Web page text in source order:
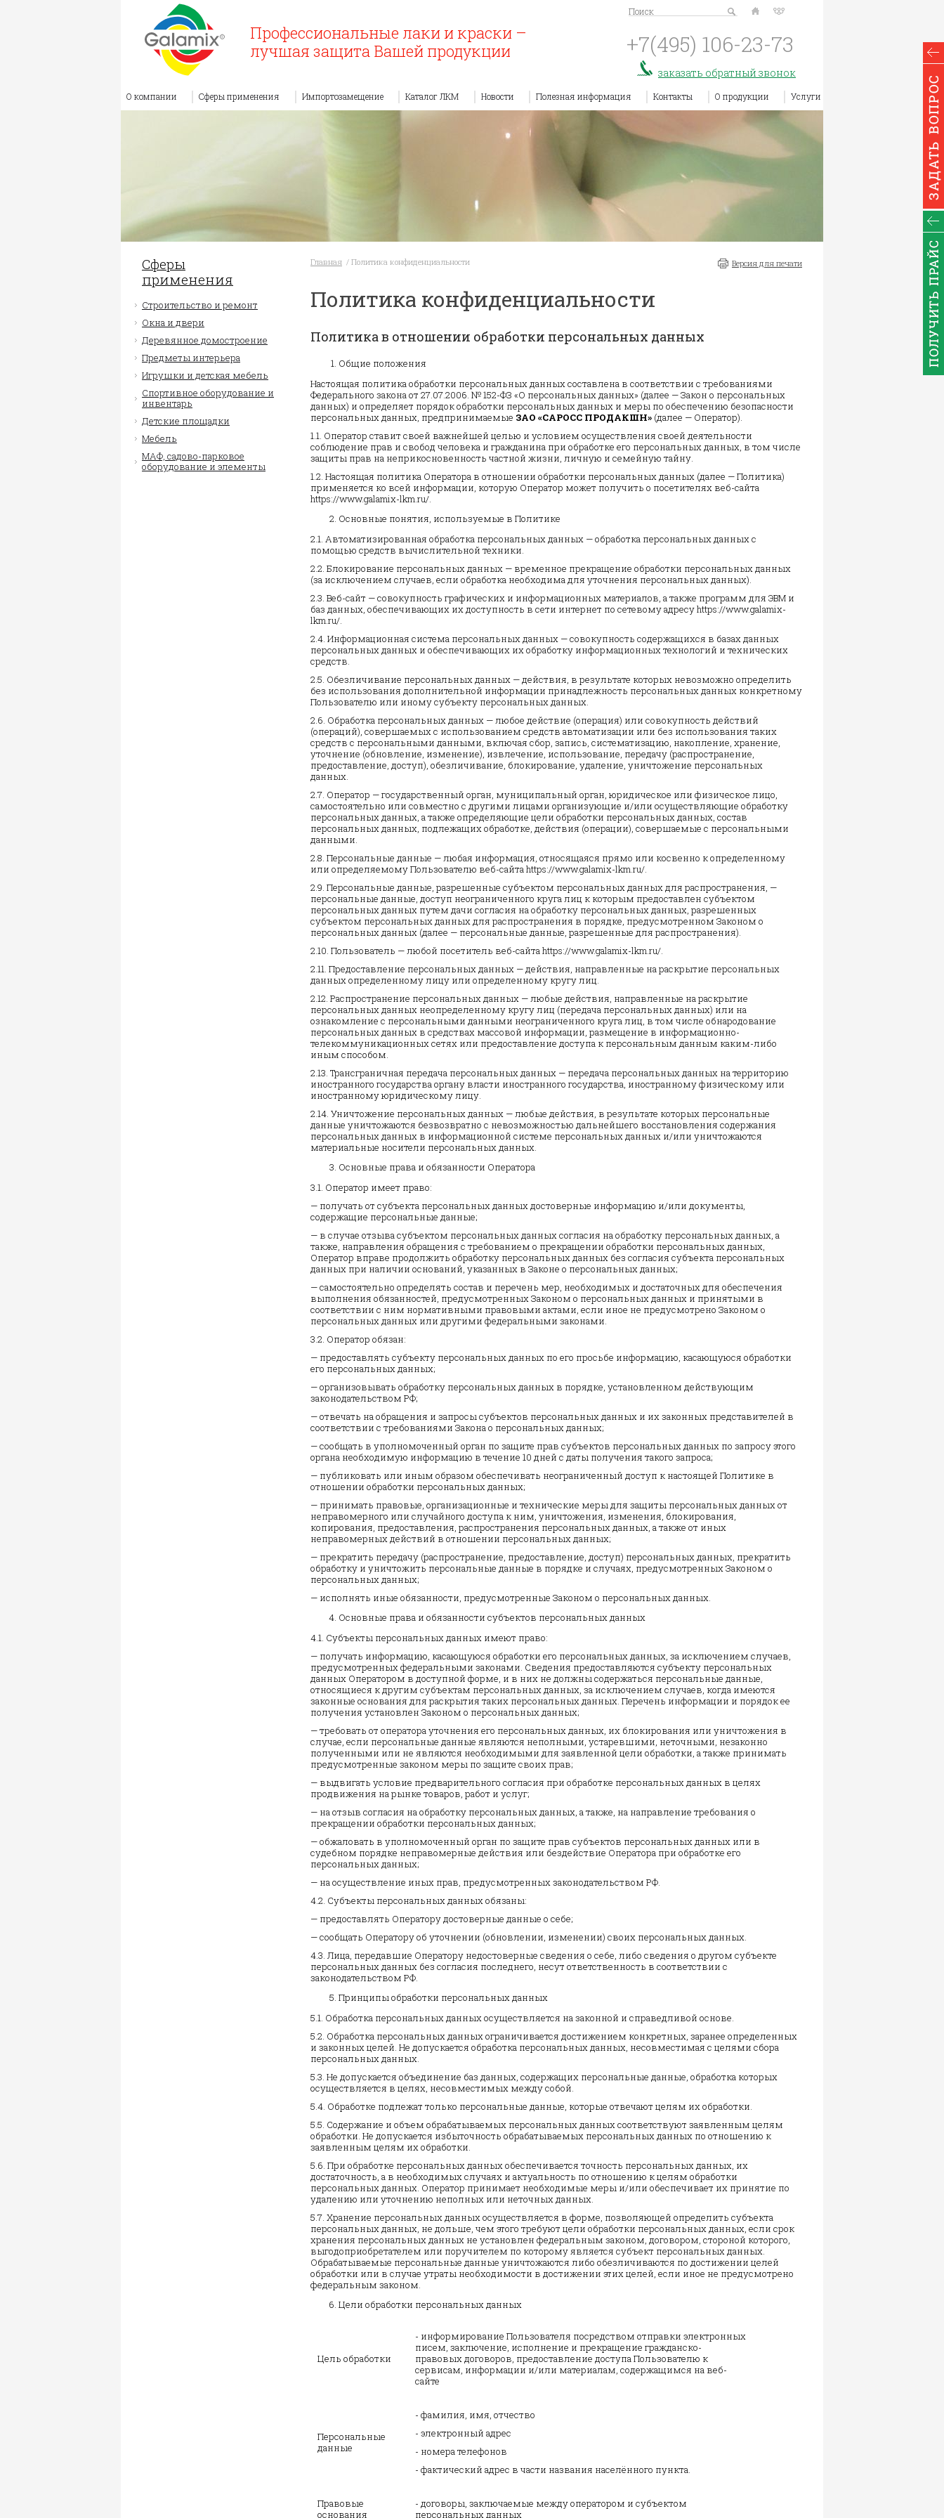
Профессиональные лаки и краски –
лучшая защита Вашей продукции
+7(495) 106-23-73
заказать обратный звонок
Поиск
О компании Сферы применения Импортозамещение Каталог ЛКМ Новости Полезная информация Контакты О продукции Услуги
Сферы
применения
Строительство и ремонт
Окна и двери
Деревянное домостроение
Предметы интерьера
Игрушки и детская мебель
Спортивное оборудование и
инвентарь
Детские площадки
Мебель
МАФ, садово-парковое
оборудование и элементы
Версия для печати
Главная / Политика конфиденциальности
Политика конфиденциальности
Политика в отношении обработки персональных данных
Общие положения
Настоящая политика обработки персональных данных составлена в соответствии с требованиями
Федерального закона от 27.07.2006. № 152-ФЗ «О персональных данных» (далее — Закон о персональных
данных) и определяет порядок обработки персональных данных и меры по обеспечению безопасности
персональных данных, предпринимаемые ЗАО «САРОСС ПРОДАКШН» (далее — Оператор).
1.1. Оператор ставит своей важнейшей целью и условием осуществления своей деятельности
соблюдение прав и свобод человека и гражданина при обработке его персональных данных, в том числе
защиты прав на неприкосновенность частной жизни, личную и семейную тайну.
1.2. Настоящая политика Оператора в отношении обработки персональных данных (далее — Политика)
применяется ко всей информации, которую Оператор может получить о посетителях веб-сайта
https://www.galamix-lkm.ru/.
Основные понятия, используемые в Политике
2.1. Автоматизированная обработка персональных данных — обработка персональных данных с
помощью средств вычислительной техники.
2.2. Блокирование персональных данных — временное прекращение обработки персональных данных
(за исключением случаев, если обработка необходима для уточнения персональных данных).
2.3. Веб-сайт — совокупность графических и информационных материалов, а также программ для ЭВМ и
баз данных, обеспечивающих их доступность в сети интернет по сетевому адресу https://www.galamix-
lkm.ru/.
2.4. Информационная система персональных данных — совокупность содержащихся в базах данных
персональных данных и обеспечивающих их обработку информационных технологий и технических
средств.
2.5. Обезличивание персональных данных — действия, в результате которых невозможно определить
без использования дополнительной информации принадлежность персональных данных конкретному
Пользователю или иному субъекту персональных данных.
2.6. Обработка персональных данных — любое действие (операция) или совокупность действий
(операций), совершаемых с использованием средств автоматизации или без использования таких
средств с персональными данными, включая сбор, запись, систематизацию, накопление, хранение,
уточнение (обновление, изменение), извлечение, использование, передачу (распространение,
предоставление, доступ), обезличивание, блокирование, удаление, уничтожение персональных
данных.
2.7. Оператор — государственный орган, муниципальный орган, юридическое или физическое лицо,
самостоятельно или совместно с другими лицами организующие и/или осуществляющие обработку
персональных данных, а также определяющие цели обработки персональных данных, состав
персональных данных, подлежащих обработке, действия (операции), совершаемые с персональными
данными.
2.8. Персональные данные — любая информация, относящаяся прямо или косвенно к определенному
или определяемому Пользователю веб-сайта https://www.galamix-lkm.ru/.
2.9. Персональные данные, разрешенные субъектом персональных данных для распространения, —
персональные данные, доступ неограниченного круга лиц к которым предоставлен субъектом
персональных данных путем дачи согласия на обработку персональных данных, разрешенных
субъектом персональных данных для распространения в порядке, предусмотренном Законом о
персональных данных (далее — персональные данные, разрешенные для распространения).
2.10. Пользователь — любой посетитель веб-сайта https://www.galamix-lkm.ru/.
2.11. Предоставление персональных данных — действия, направленные на раскрытие персональных
данных определенному лицу или определенному кругу лиц.
2.12. Распространение персональных данных — любые действия, направленные на раскрытие
персональных данных неопределенному кругу лиц (передача персональных данных) или на
ознакомление с персональными данными неограниченного круга лиц, в том числе обнародование
персональных данных в средствах массовой информации, размещение в информационно-
телекоммуникационных сетях или предоставление доступа к персональным данным каким-либо
иным способом.
2.13. Трансграничная передача персональных данных — передача персональных данных на территорию
иностранного государства органу власти иностранного государства, иностранному физическому или
иностранному юридическому лицу.
2.14. Уничтожение персональных данных — любые действия, в результате которых персональные
данные уничтожаются безвозвратно с невозможностью дальнейшего восстановления содержания
персональных данных в информационной системе персональных данных и/или уничтожаются
материальные носители персональных данных.
Основные права и обязанности Оператора
3.1. Оператор имеет право:
— получать от субъекта персональных данных достоверные информацию и/или документы,
содержащие персональные данные;
— в случае отзыва субъектом персональных данных согласия на обработку персональных данных, а
также, направления обращения с требованием о прекращении обработки персональных данных,
Оператор вправе продолжить обработку персональных данных без согласия субъекта персональных
данных при наличии оснований, указанных в Законе о персональных данных;
— самостоятельно определять состав и перечень мер, необходимых и достаточных для обеспечения
выполнения обязанностей, предусмотренных Законом о персональных данных и принятыми в
соответствии с ним нормативными правовыми актами, если иное не предусмотрено Законом о
персональных данных или другими федеральными законами.
3.2. Оператор обязан:
— предоставлять субъекту персональных данных по его просьбе информацию, касающуюся обработки
его персональных данных;
— организовывать обработку персональных данных в порядке, установленном действующим
законодательством РФ;
— отвечать на обращения и запросы субъектов персональных данных и их законных представителей в
соответствии с требованиями Закона о персональных данных;
— сообщать в уполномоченный орган по защите прав субъектов персональных данных по запросу этого
органа необходимую информацию в течение 10 дней с даты получения такого запроса;
— публиковать или иным образом обеспечивать неограниченный доступ к настоящей Политике в
отношении обработки персональных данных;
— принимать правовые, организационные и технические меры для защиты персональных данных от
неправомерного или случайного доступа к ним, уничтожения, изменения, блокирования,
копирования, предоставления, распространения персональных данных, а также от иных
неправомерных действий в отношении персональных данных;
— прекратить передачу (распространение, предоставление, доступ) персональных данных, прекратить
обработку и уничтожить персональные данные в порядке и случаях, предусмотренных Законом о
персональных данных;
— исполнять иные обязанности, предусмотренные Законом о персональных данных.
Основные права и обязанности субъектов персональных данных
4.1. Субъекты персональных данных имеют право:
— получать информацию, касающуюся обработки его персональных данных, за исключением случаев,
предусмотренных федеральными законами. Сведения предоставляются субъекту персональных
данных Оператором в доступной форме, и в них не должны содержаться персональные данные,
относящиеся к другим субъектам персональных данных, за исключением случаев, когда имеются
законные основания для раскрытия таких персональных данных. Перечень информации и порядок ее
получения установлен Законом о персональных данных;
— требовать от оператора уточнения его персональных данных, их блокирования или уничтожения в
случае, если персональные данные являются неполными, устаревшими, неточными, незаконно
полученными или не являются необходимыми для заявленной цели обработки, а также принимать
предусмотренные законом меры по защите своих прав;
— выдвигать условие предварительного согласия при обработке персональных данных в целях
продвижения на рынке товаров, работ и услуг;
— на отзыв согласия на обработку персональных данных, а также, на направление требования о
прекращении обработки персональных данных;
— обжаловать в уполномоченный орган по защите прав субъектов персональных данных или в
судебном порядке неправомерные действия или бездействие Оператора при обработке его
персональных данных;
— на осуществление иных прав, предусмотренных законодательством РФ.
4.2. Субъекты персональных данных обязаны:
— предоставлять Оператору достоверные данные о себе;
— сообщать Оператору об уточнении (обновлении, изменении) своих персональных данных.
4.3. Лица, передавшие Оператору недостоверные сведения о себе, либо сведения о другом субъекте
персональных данных без согласия последнего, несут ответственность в соответствии с
законодательством РФ.
Принципы обработки персональных данных
5.1. Обработка персональных данных осуществляется на законной и справедливой основе.
5.2. Обработка персональных данных ограничивается достижением конкретных, заранее определенных
и законных целей. Не допускается обработка персональных данных, несовместимая с целями сбора
персональных данных.
5.3. Не допускается объединение баз данных, содержащих персональные данные, обработка которых
осуществляется в целях, несовместимых между собой.
5.4. Обработке подлежат только персональные данные, которые отвечают целям их обработки.
5.5. Содержание и объем обрабатываемых персональных данных соответствуют заявленным целям
обработки. Не допускается избыточность обрабатываемых персональных данных по отношению к
заявленным целям их обработки.
5.6. При обработке персональных данных обеспечивается точность персональных данных, их
достаточность, а в необходимых случаях и актуальность по отношению к целям обработки
персональных данных. Оператор принимает необходимые меры и/или обеспечивает их принятие по
удалению или уточнению неполных или неточных данных.
5.7. Хранение персональных данных осуществляется в форме, позволяющей определить субъекта
персональных данных, не дольше, чем этого требуют цели обработки персональных данных, если срок
хранения персональных данных не установлен федеральным законом, договором, стороной которого,
выгодоприобретателем или поручителем по которому является субъект персональных данных.
Обрабатываемые персональные данные уничтожаются либо обезличиваются по достижении целей
обработки или в случае утраты необходимости в достижении этих целей, если иное не предусмотрено
федеральным законом.
Цели обработки персональных данных
Цель обработки
- информирование Пользователя посредством отправки электронных
писем, заключение, исполнение и прекращение гражданско-
правовых договоров, предоставление доступа Пользователю к
сервисам, информации и/или материалам, содержащимся на веб-
сайте
Персональные
данные
- фамилия, имя, отчество
- электронный адрес
- номера телефонов
- фактический адрес в части названия населённого пункта.
Правовые
основания
- договоры, заключаемые между оператором и субъектом
персональных данных